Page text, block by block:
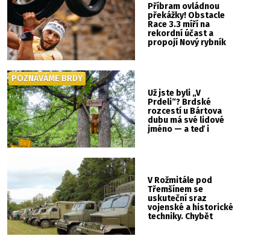
Příbram ovládnou
překážky! Obstacle
Race 3.3 míří na
rekordní účast a
propojí Nový rybník
Už jste byli „V
Prdeli“? Brdské
rozcestí u Bártova
dubu má své lidové
jméno — a teď i
POZNÁVÁME BRDY
V Rožmitále pod
Třemšínem se
uskuteční sraz
vojenské a historické
techniky. Chybět